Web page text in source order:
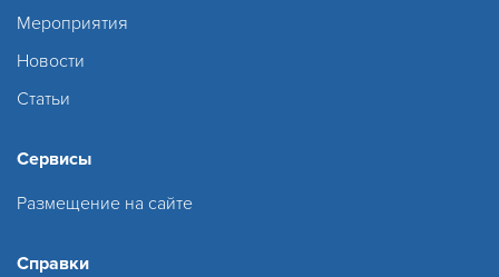
Мероприятия
Новости
Статьи
Сервисы
Размещение на сайте
Справки